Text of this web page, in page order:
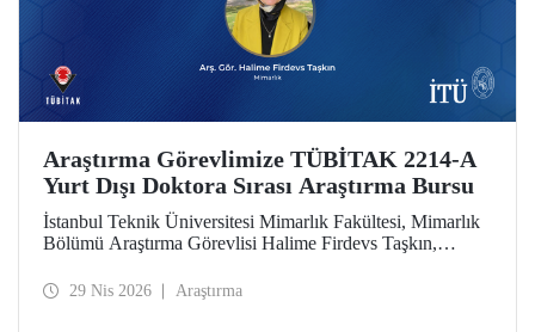
Araştırma Görevlimize TÜBİTAK 2214-A
Yurt Dışı Doktora Sırası Araştırma Bursu
İstanbul Teknik Üniversitesi Mimarlık Fakültesi, Mimarlık
Bölümü Araştırma Görevlisi Halime Firdevs Taşkın,
Bursu kapsamında desteklenmeye hak kazandı.
29 Nis 2026 Araştırma